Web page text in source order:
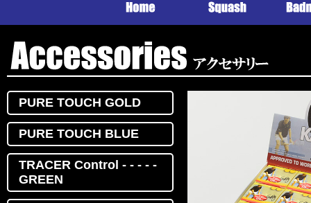
PURE TOUCH GOLD
PURE TOUCH BLUE
TRACER Control - - - - -
GREEN